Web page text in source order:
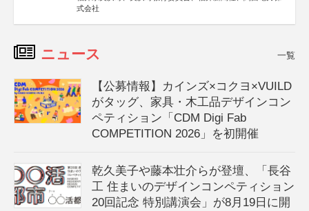
式会社
ニュース 一覧
【公募情報】カインズ×コクヨ×VUILD
がタッグ、家具・木工品デザインコン
ペティション「CDM Digi Fab
COMPETITION 2026」を初開催
乾久美子や藤本壮介らが登壇、「長谷
工 住まいのデザインコンペティション
20回記念 特別講演会」が8月19日に開